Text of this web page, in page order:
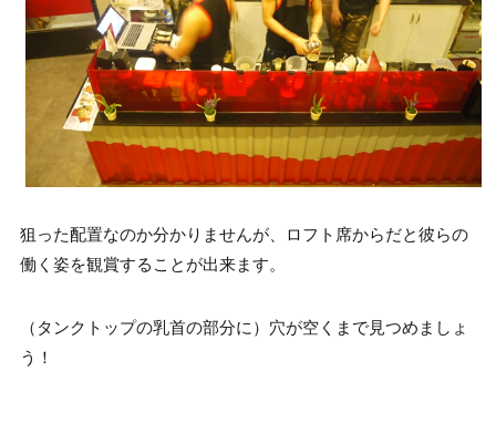
狙った配置なのか分かりませんが、ロフト席からだと彼らの
働く姿を観賞することが出来ます。
（タンクトップの乳首の部分に）穴が空くまで見つめましょ
う！